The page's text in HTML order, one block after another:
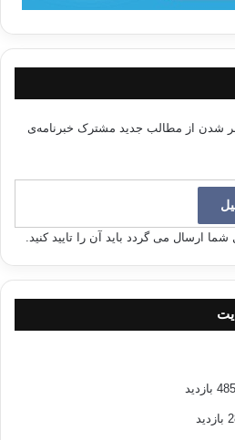
شدن از مطالب جدید مشترک خبرنامه‌ی
شما ارسال می گردد باید آن را تایید کنید.